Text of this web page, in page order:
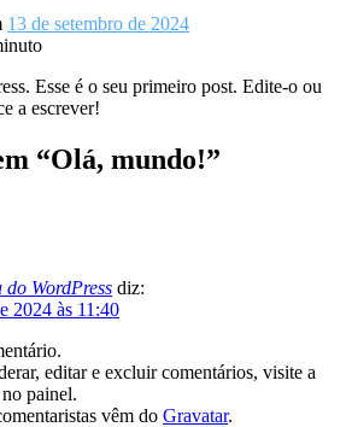
13 de setembro de 2024
Esse é o seu primeiro post. Edite-o ou
a escrever!
“Olá, mundo!”
WordPress diz:
2024 às 11:40
editar e excluir comentários, visite a
painel.
vêm do Gravatar.